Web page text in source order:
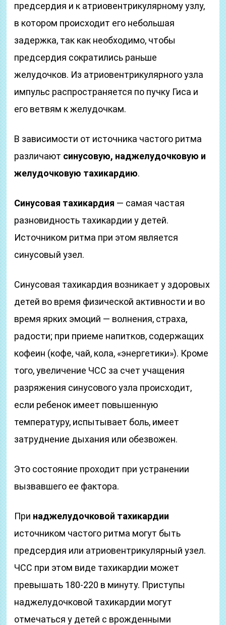
предсердия и к атриовентрикулярному узлу,
в котором происходит его небольшая
задержка, так как необходимо, чтобы
предсердия сократились раньше
желудочков. Из атриовентрикулярного узла
импульс распространяется по пучку Гиса и
его ветвям к желудочкам.
В зависимости от источника частого ритма
различают синусовую, наджелудочковую и
желудочковую тахикардию.
Синусовая тахикардия — самая частая
разновидность тахикардии у детей.
Источником ритма при этом является
синусовый узел.
Синусовая тахикардия возникает у здоровых
детей во время физической активности и во
время ярких эмоций — волнения, страха,
радости; при приеме напитков, содержащих
кофеин (кофе, чай, кола, «энергетики»). Кроме
того, увеличение ЧСС за счет учащения
разряжения синусового узла происходит,
если ребенок имеет повышенную
температуру, испытывает боль, имеет
затруднение дыхания или обезвожен.
Это состояние проходит при устранении
вызвавшего ее фактора.
При наджелудочковой тахикардии
источником частого ритма могут быть
предсердия или атриовентрикулярный узел.
ЧСС при этом виде тахикардии может
превышать 180-220 в минуту. Приступы
наджелудочковой тахикардии могут
отмечаться у детей с врожденными